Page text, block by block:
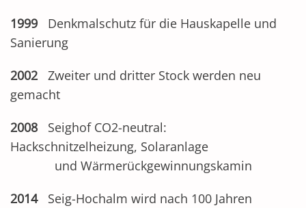
1999 Denkmalschutz für die Hauskapelle und
Sanierung
2002 Zweiter und dritter Stock werden neu
gemacht
2008 Seighof CO2-neutral:
Hackschnitzelheizung, Solaranlage
und Wärmerückgewinnungskamin
2014Seig-Hochalm wird nach 100 Jahren